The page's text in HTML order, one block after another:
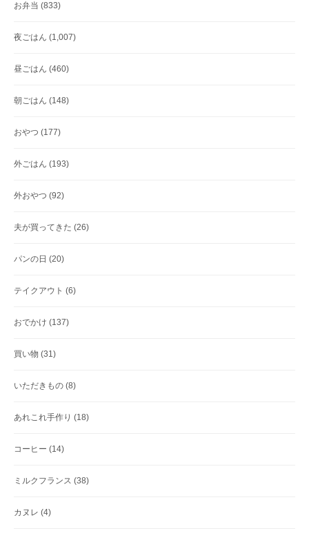
お弁当 (833)
夜ごはん (1,007)
昼ごはん (460)
朝ごはん (148)
おやつ (177)
外ごはん (193)
外おやつ (92)
夫が買ってきた (26)
パンの日 (20)
テイクアウト (6)
おでかけ (137)
買い物 (31)
いただきもの (8)
あれこれ手作り (18)
コーヒー (14)
ミルクフランス (38)
カヌレ (4)